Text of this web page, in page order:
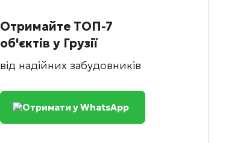
Отримайте ТОП-7
об'єктів у Грузії
від надійних забудовників
Отримати у WhatsApp